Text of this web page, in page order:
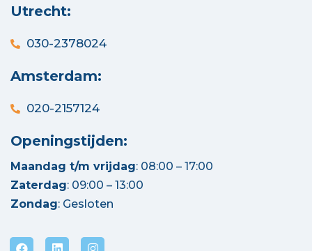
Utrecht:
030-2378024
Amsterdam:
020-2157124
Openingstijden:
Maandag t/m vrijdag: 08:00 – 17:00
Zaterdag: 09:00 – 13:00
Zondag: Gesloten